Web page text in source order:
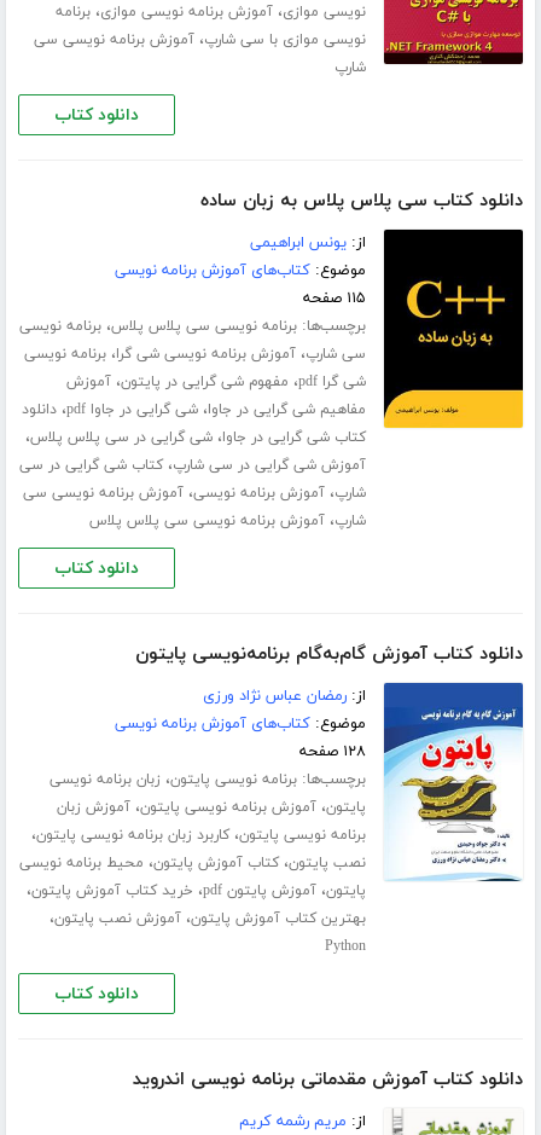
نویسی موازی،آموزش برنامه نویسی موازی،برنامه
نویسی موازی با سی شارپ،آموزش برنامه نویسی سی
شارپ
دانلود کتاب
دانلود کتاب سی پلاس پلاس به زبان ساده
از:یونس ابراهیمی
موضوع:کتاب‌های آموزش برنامه نویسی
۱۱۵ صفحه
برچسب‌ها:برنامه نویسی سی پلاس پلاس،برنامه نویسی
سی شارپ،آموزش برنامه نویسی شی گرا،برنامه نویسی
شی گرا pdf
، مفهوم شی گرایی در پایتون،آموزش
مفاهیم شی گرایی در جاوا،شی گرایی در جاوا pdf ،دانلود
کتاب شی گرایی در جاوا،شی گرایی در سی پلاس پلاس،
آموزش شی گرایی در سی شارپ،کتاب شی گرایی در سی
شارپ،آموزش برنامه نویسی،آموزش برنامه ­نویسی سی
شارپ،آموزش برنامه نویسی سی پلاس پلاس
دانلود کتاب
دانلود کتاب آموزش گام‌به‌گام برنامه‌نویسی پایتون
از:رمضان عباس نژاد ورزی
موضوع:کتاب‌های آموزش برنامه نویسی
۱۲۸ صفحه
برچسب‌ها:برنامه نویسی پایتون، زبان برنامه نویسی
پایتون،آموزش برنامه نویسی پایتون،آموزش زبان
برنامه نویسی پایتون،کاربرد زبان برنامه نویسی پایتون،
نصب پایتون،کتاب آموزش پایتون، محیط برنامه نویسی
پایتون،آموزش پایتون pdf ، خرید کتاب آموزش پایتون،
بهترین کتاب آموزش پایتون،آموزش نصب پایتون،
Python
دانلود کتاب
دانلود کتاب آموزش مقدماتی برنامه نویسی اندروید
از: مریم رشمه کریم